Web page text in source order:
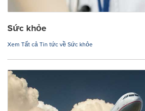
Sức khỏe
Xem Tất cả Tin tức về Sức khỏe